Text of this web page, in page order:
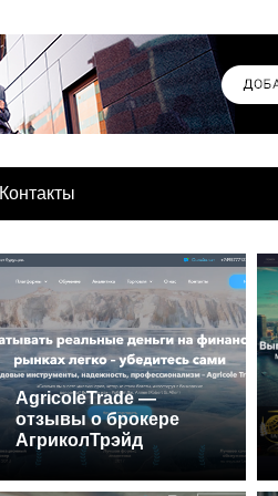
Контакты
AgricoleTrade —
отзывы о брокере
АгриколТрэйд